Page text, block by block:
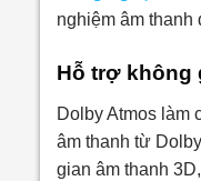
nghiệm âm thanh
Hỗ trợ không
Dolby Atmos làm
âm thanh từ
gian âm thanh